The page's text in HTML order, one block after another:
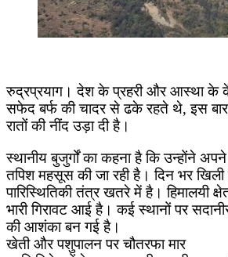
रुद्रप्रयाग। देश के प्रहरी और आस्था के
सफेद बर्फ की चादर से ढके रहते थे, इस बार
रातों की नींद उड़ा दी है।
स्थानीय बुजुर्गों का कहना है कि उन्होंने
तपिश महसूस की जा रही है। दिन भर खिली
पारिस्थितिकी तंत्र खतरे में है। हिमालयी
भारी गिरावट आई है। कई स्थानों पर
की आशंका बन गई है।
खेती और पशुपालन पर चौतरफा मार